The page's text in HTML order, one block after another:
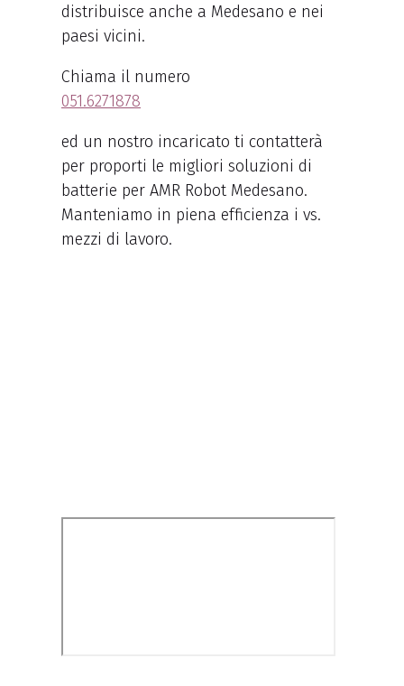
distribuisce anche a Medesano e nei
paesi vicini.
Chiama il numero
051.6271878
ed un nostro incaricato ti contatterà
per proporti le migliori soluzioni di
batterie per AMR Robot Medesano.
Manteniamo in piena efficienza i vs.
mezzi di lavoro.